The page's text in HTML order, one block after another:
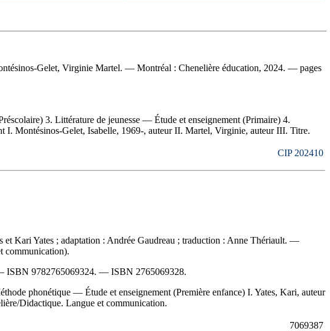
Gelet, Virginie Martel. — Montréal : Chenelière éducation, 2024. — pages
3. Littérature de jeunesse — Étude et enseignement (Primaire) 4.
I. Montésinos-Gelet, Isabelle, 1969-, auteur II. Martel, Virginie, auteur III. Titre.
CIP 202410
et Kari Yates ; adaptation : Andrée Gaudreau ; traduction : Anne Thériault. —
communication).
ISBN 9782765069324. — ISBN 2765069328.
phonétique — Étude et enseignement (Première enfance) I. Yates, Kari, auteur
Didactique. Langue et communication.
7069387